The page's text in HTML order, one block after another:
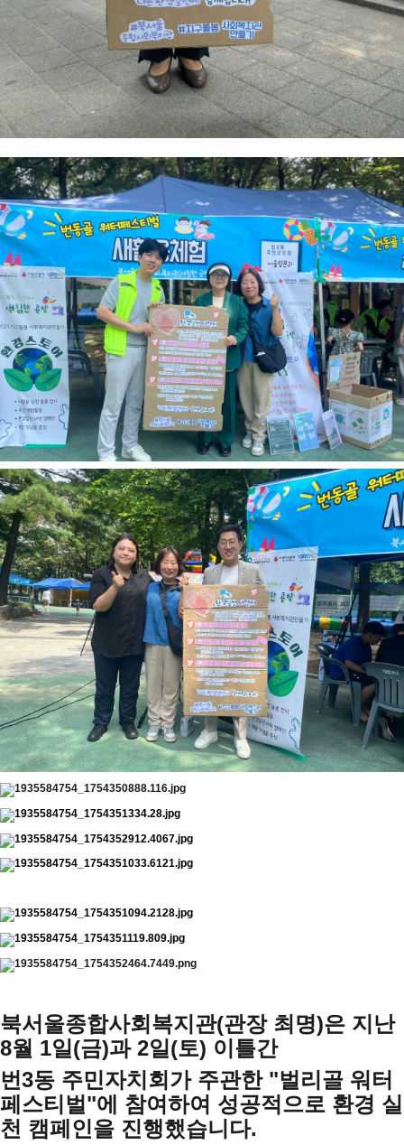
북서울종합사회복지관(관장 최명)은 지난
8월 1일(금)과 2일(토) 이틀간
번3동 주민자치회가 주관한 "벌리골 워터
페스티벌"에 참여하여 성공적으로 환경 실
천 캠페인을 진행했습니다.